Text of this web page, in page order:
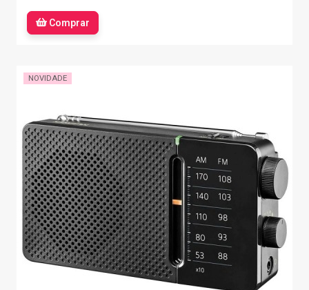
Comprar
NOVIDADE